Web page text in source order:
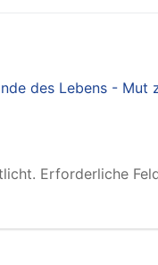
des Lebens - Mut
Erforderliche